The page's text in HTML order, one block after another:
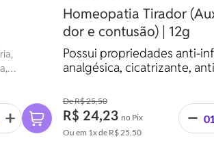
Homeopatia Tirador
dor e contusão) | 12g
Possui propriedades anti-
analgésica, cicatrizante,
histamínica, cardiotônica e
R$ 25,50
R$ 24,23 no Pix
Ou em 1xde R$ 25,50